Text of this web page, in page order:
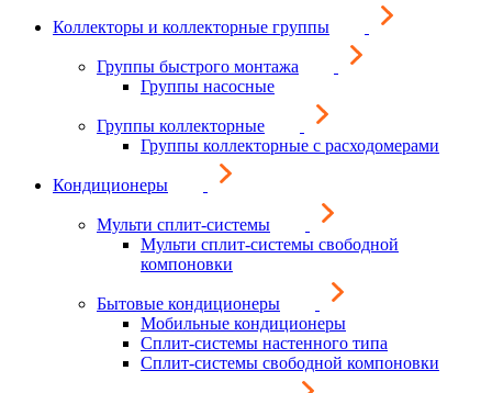
Коллекторы и коллекторные группы
Группы быстрого монтажа
Группы насосные
Группы коллекторные
Группы коллекторные с расходомерами
Кондиционеры
Мульти сплит-системы
Мульти сплит-системы свободной
компоновки
Бытовые кондиционеры
Мобильные кондиционеры
Сплит-системы настенного типа
Сплит-системы свободной компоновки